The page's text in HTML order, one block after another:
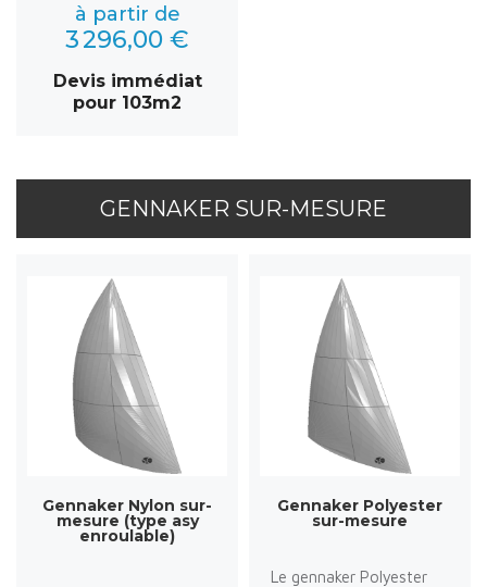
à partir de
3 296,00 €
Devis immédiat
pour 103m2
GENNAKER SUR-MESURE
Gennaker Nylon sur-
mesure (type asy
enroulable)
Gennaker Polyester
sur-mesure
Le gennaker Polyester